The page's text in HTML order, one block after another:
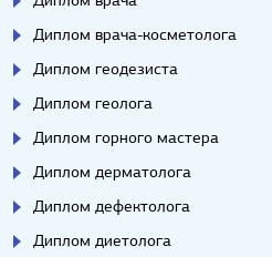
Диплом врача-косметолога
Диплом геодезиста
Диплом геолога
Диплом горного мастера
Диплом дерматолога
Диплом дефектолога
Диплом диетолога